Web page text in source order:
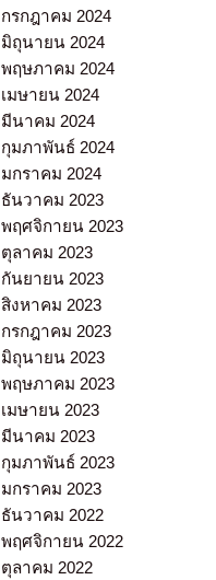
กรกฎาคม 2024
มิถุนายน 2024
พฤษภาคม 2024
เมษายน 2024
มีนาคม 2024
กุมภาพันธ์ 2024
มกราคม 2024
ธันวาคม 2023
พฤศจิกายน 2023
ตุลาคม 2023
กันยายน 2023
สิงหาคม 2023
กรกฎาคม 2023
มิถุนายน 2023
พฤษภาคม 2023
เมษายน 2023
มีนาคม 2023
กุมภาพันธ์ 2023
มกราคม 2023
ธันวาคม 2022
พฤศจิกายน 2022
ตุลาคม 2022